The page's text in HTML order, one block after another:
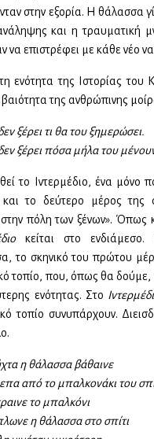
στην εξορία. Η θάλασσα
και η τραυματική
να επιστρέφει με κάθε νέο
ενότητα της Ιστορίας του
της ανθρώπινης
ξέρει τι θα του ξημερώσει.
ξέρει πόσα μήλα του
το Ιντερμέδιο, ένα μόνο
το δεύτερο μέρος της
στην πόλη των ξένων». Όπως
κείται στο
το σκηνικό του πρώτου
τοπίο, που, όπως θα δούμε,
ενότητας. Στο
τοπίο συνυπάρχουν.
η θάλασσα βάθαινε
από το μπαλκονάκι του
το μπαλκόνι
η θάλασσα στο σπίτι